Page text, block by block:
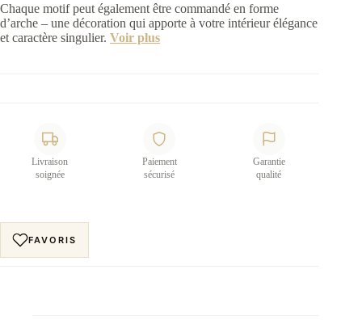
Chaque motif peut également être commandé en forme
d’arche – une décoration qui apporte à votre intérieur élégance
et caractère singulier. Voir plus
Livraison
soignée
Paiement
sécurisé
Garantie
qualité
FAVORIS